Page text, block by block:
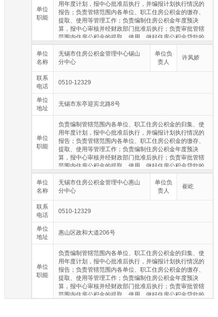
单位
职能
用年度计划，报中心批准后执行，并编报计划执行情况的
报告；负责管辖范围内各单位、职工住房公积金的缴存、
提取、使用等管理工作；负责编制住房公积金年度预决
算，报中心审核并经财政部门批准后执行；负责审批管辖
范围内住房公积金的提取、使用，做好住房公积金贷款的
审批和贷后管理工作；负责管辖范围内住房公积金的核
算，确保住房公积金的保值和增值；负责管辖范围内住房
公积金归集、缴存、提取和使用等方面的行政执法工作；
承办市住房公积金管理中心交办的其他事项。
单位
名称
无锡市住房公积金管理中心锡山
分中心
单位负
责人
许凤娇
联系
电话
0510-12329
单位
地址
无锡市东亭迎宾北路8号
单位
职能
负责编制管辖范围内各单位、职工住房公积金的归集、使
用年度计划，报中心批准后执行，并编报计划执行情况的
报告；负责管辖范围内各单位、职工住房公积金的缴存、
提取、使用等管理工作；负责编制住房公积金年度预决
算，报中心审核并经财政部门批准后执行；负责审批管辖
范围内住房公积金的提取、使用，做好住房公积金贷款的
审批和贷后管理工作；负责管辖范围内住房公积金的核
算，确保住房公积金的保值和增值；负责管辖范围内住房
公积金归集、缴存、提取和使用等方面的行政执法工作；
承办市住房公积金管理中心交办的其他事项。
单位
名称
无锡市住房公积金管理中心惠山
分中心
单位负
责人
崔屹
联系
电话
0510-12329
单位
地址
惠山区政和大道206号
单位
职能
负责编制管辖范围内各单位、职工住房公积金的归集、使
用年度计划，报中心批准后执行，并编报计划执行情况的
报告；负责管辖范围内各单位、职工住房公积金的缴存、
提取、使用等管理工作；负责编制住房公积金年度预决
算，报中心审核并经财政部门批准后执行；负责审批管辖
范围内住房公积金的提取、使用，做好住房公积金贷款的